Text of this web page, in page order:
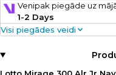
Venipak piegāde uz
1-2 Days
Visi piegādes veidi